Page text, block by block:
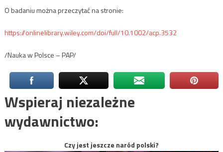
O badaniu można przeczytać na stronie:
https://onlinelibrary.wiley.com/doi/full/10.1002/acp.3532
/Nauka w Polsce – PAP/
Wspieraj niezależne
wydawnictwo:
Czy jest jeszcze naród polski?